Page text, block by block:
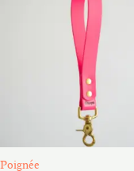
Poignée
prix :
18.00€
26.00€